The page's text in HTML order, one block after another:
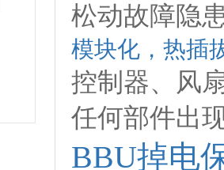
松动故障隐
模块化，热插
控制器、风
任何部件出
BBU掉电